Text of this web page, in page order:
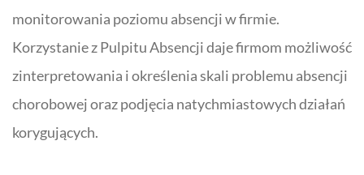
monitorowania poziomu absencji w firmie.
Korzystanie z Pulpitu Absencji daje firmom możliwość
zinterpretowania i określenia skali problemu absencji
chorobowej oraz podjęcia natychmiastowych działań
korygujących.